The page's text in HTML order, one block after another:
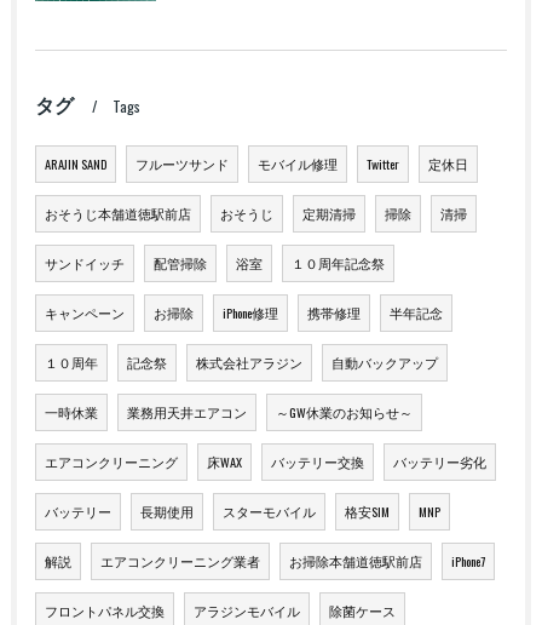
タグ Tags
ARAJIN SAND フルーツサンド モバイル修理 Twitter 定休日
おそうじ本舗道徳駅前店 おそうじ 定期清掃 掃除 清掃
サンドイッチ 配管掃除 浴室 １０周年記念祭
キャンペーン お掃除 iPhone修理 携帯修理 半年記念
１０周年 記念祭 株式会社アラジン 自動バックアップ
一時休業 業務用天井エアコン ～GW休業のお知らせ～
エアコンクリーニング 床WAX バッテリー交換 バッテリー劣化
バッテリー 長期使用 スターモバイル 格安SIM MNP
解説 エアコンクリーニング業者 お掃除本舗道徳駅前店 iPhone7
フロントパネル交換 アラジンモバイル 除菌ケース